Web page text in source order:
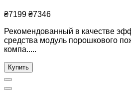
₴7199 ₴7346
Рекомендованный в качестве
средства модуль порошкового
компа.....
Купить